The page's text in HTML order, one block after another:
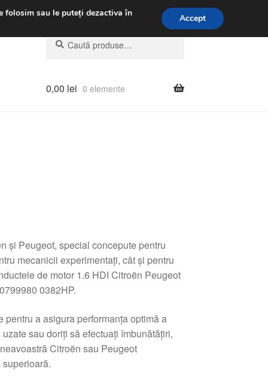
031 229 6816
Caută
după:
Caută
0,00 lei 0 elemente
și Peugeot, special concepute pentru
mecanicii experimentați, cât și pentru
de motor 1.6 HDI Citroën Peugeot
0382HP.
a asigura performanța optimă a
sau doriți să efectuați îmbunătățiri,
Citroën sau Peugeot
folosim sau le puteți dezactiva în Accept